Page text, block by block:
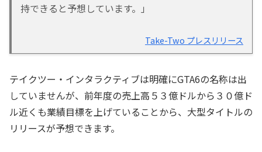
持できると予想しています。」
Take-Two プレスリリース
テイクツー・インタラクティブは明確にGTA6の名称は出
していませんが、前年度の売上高５３億ドルから３０億ド
ル近くも業績目標を上げていることから、大型タイトルの
リリースが予想できます。